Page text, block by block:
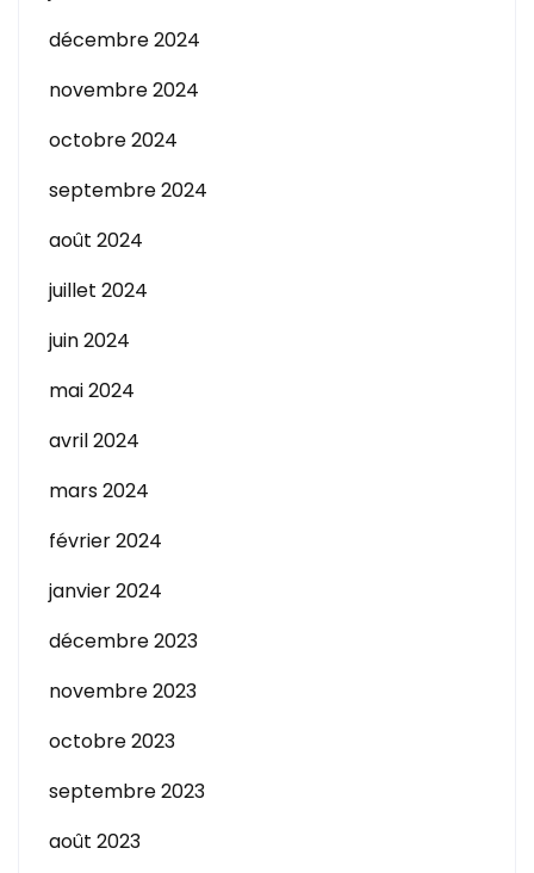
décembre 2024
novembre 2024
octobre 2024
septembre 2024
août 2024
juillet 2024
juin 2024
mai 2024
avril 2024
mars 2024
février 2024
janvier 2024
décembre 2023
novembre 2023
octobre 2023
septembre 2023
août 2023